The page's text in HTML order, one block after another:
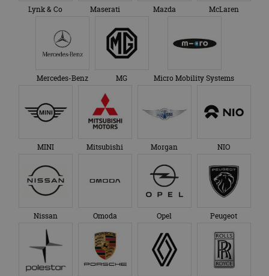
Lynk & Co Maserati Mazda McLaren
Mercedes-Benz MG Micro Mobility Systems
MINI Mitsubishi Morgan NIO
Nissan Omoda Opel Peugeot